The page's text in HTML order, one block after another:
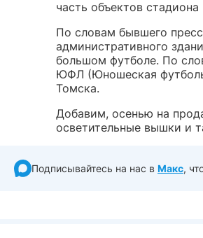
часть объектов
По словам бывшего
административного
большом футболе. По
ЮФЛ (Юношеская
Томска.
Добавим, осенью на
осветительные вышки и
Подписывайтесь на нас в Макс,